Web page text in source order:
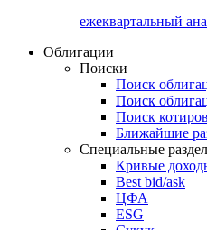
ежеквартальный
Облигации
Поиски
Поиск
Поиск
Поиск
Ближайшие
Специальные
Кривые
Best bid/ask
ЦФА
ESG